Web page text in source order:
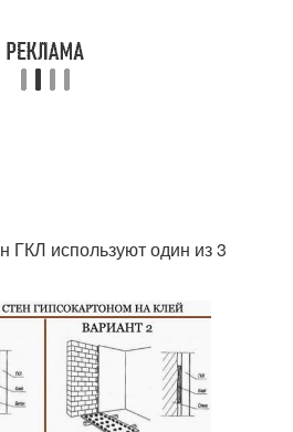
ГКЛ используют один из 3